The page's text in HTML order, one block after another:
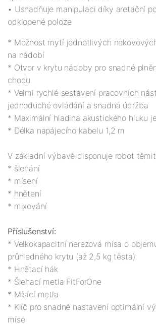
• Usnadňuje manipulaci díky aretační
odklopené poloze
* Možnost mytí jednotlivých
na nádobí
* Otvor v krytu nádoby pro snadné
chodu
* Velmi rychlé sestavení pracovních
jednoduché ovládání a snadná údržba
* Maximální hladina akustického hluku
* Délka napájecího kabelu 1,2 m
V základní výbavě disponuje robot
* šlehání
* mísení
* hnětení
* mixování
Příslušenství:
* Velkokapacitní nerezová mísa o
průhledného krytu (až 2,5 kg těsta)
* Hnětací hák
* Šlehací metla FitForOne
* Mísící metla
* Klíč pro snadné nastavení optimální
míse